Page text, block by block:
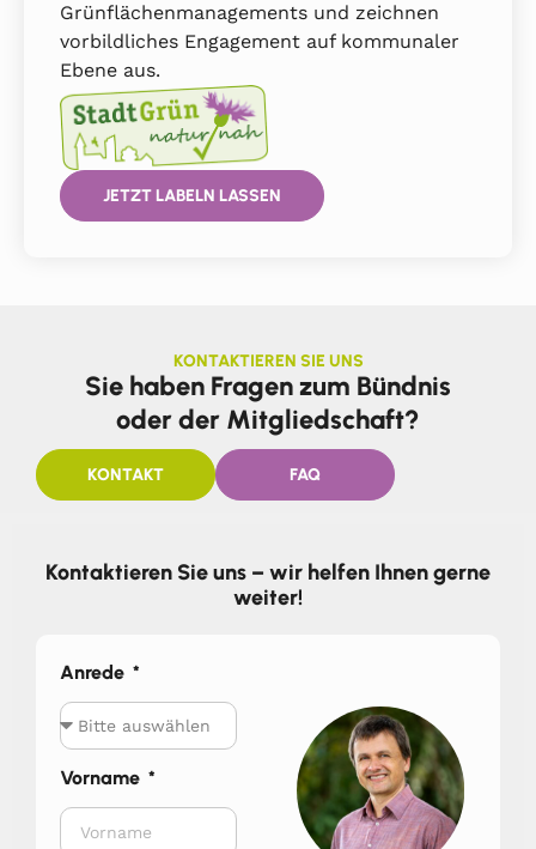
Grünflächenmanagements und zeichnen
vorbildliches Engagement auf kommunaler
Ebene aus.
JETZT LABELN LASSEN
KONTAKTIEREN SIE UNS
Sie haben Fragen zum Bündnis
oder der Mitgliedschaft?
KONTAKT FAQ
Kontaktieren Sie uns – wir helfen Ihnen gerne
weiter!
Anrede
Vorname